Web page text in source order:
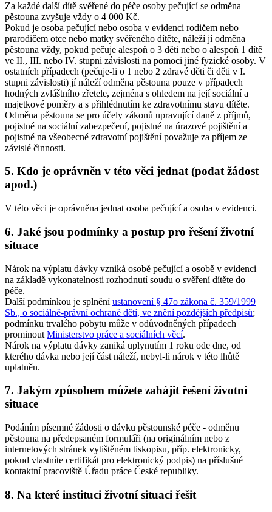
Za každé další dítě svěřené do péče osoby pečující se odměna
pěstouna zvyšuje vždy o 4 000 Kč.
Pokud je osoba pečující nebo osoba v evidenci rodičem nebo
prarodičem otce nebo matky svěřeného dítěte, náleží jí odměna
pěstouna vždy, pokud pečuje alespoň o 3 děti nebo o alespoň 1 dítě
ve II., III. nebo IV. stupni závislosti na pomoci jiné fyzické osoby. V
ostatních případech (pečuje-li o 1 nebo 2 zdravé děti či děti v I.
stupni závislosti) jí náleží odměna pěstouna pouze v případech
hodných zvláštního zřetele, zejména s ohledem na její sociální a
majetkové poměry a s přihlédnutím ke zdravotnímu stavu dítěte.
Odměna pěstouna se pro účely zákonů upravující daně z příjmů,
pojistné na sociální zabezpečení, pojistné na úrazové pojištění a
pojistné na všeobecné zdravotní pojištění považuje za příjem ze
závislé činnosti.
5. Kdo je oprávněn v této věci jednat (podat žádost
apod.)
V této věci je oprávněna jednat osoba pečující a osoba v evidenci.
6. Jaké jsou podmínky a postup pro řešení životní
situace
Nárok na výplatu dávky vzniká osobě pečující a osobě v evidenci
na základě vykonatelnosti rozhodnutí soudu o svěření dítěte do
péče.
Další podmínkou je splněníustanovení § 47o zákona č. 359/1999
Sb., o sociálně-právní ochraně dětí, ve znění pozdějších předpisů;
podmínku trvalého pobytu může v odůvodněných případech
prominout Ministerstvo práce a sociálních věcí.
Nárok na výplatu dávky zaniká uplynutím 1 roku ode dne, od
kterého dávka nebo její část náleží, nebyl-li nárok v této lhůtě
uplatněn.
7. Jakým způsobem můžete zahájit řešení životní
situace
Podáním písemné žádosti o dávku pěstounské péče - odměnu
pěstouna na předepsaném formuláři (na originálním nebo z
internetových stránek vytištěném tiskopisu, příp. elektronicky,
pokud vlastníte certifikát pro elektronický podpis) na příslušné
kontaktní pracoviště Úřadu práce České republiky.
8. Na které instituci životní situaci řešit